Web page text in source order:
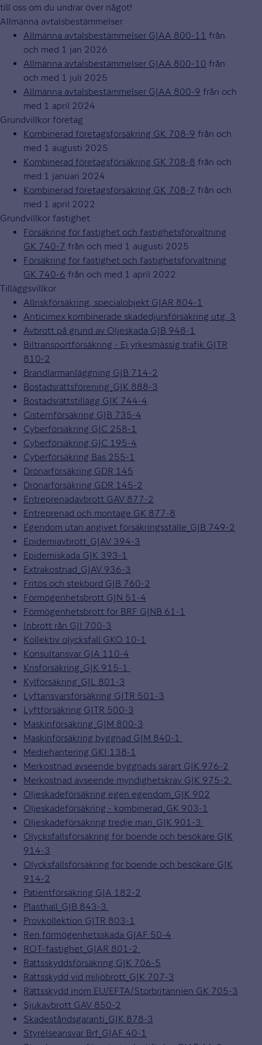
till oss om du undrar över något!
Allmänna avtalsbestämmelser
Allmänna avtalsbestämmelser GJAA 800-11 från
och med 1 jan 2026
Allmänna avtalsbestämmelser GJAA 800-10 från
och med 1 juli 2025
Allmänna avtalsbestämmelser GJAA 800-9 från och
med 1 april 2024
Grundvillkor företag
Kombinerad företagsförsäkring GK 708-9 från och
med 1 augusti 2025
Kombinerad företagsförsäkring GK 708-8 från och
med 1 januari 2024
Kombinerad företagsförsäkring GK 708-7 från och
med 1 april 2022
Grundvillkor fastighet
Försäkring för fastighet och fastighetsförvaltning
GK 740-7 från och med 1 augusti 2025
Försäkring för fastighet och fastighetsförvaltning
GK 740-6 från och med 1 april 2022
Tilläggsvillkor
Allriskförsäkring, specialobjekt GJAR 804-1
Anticimex kombinerade skadedjursförsäkring utg. 3
Avbrott på grund av Oljeskada GJB 948-1
Biltransportförsäkring - Ej yrkesmässig trafik GJTR
810-2
Brandlarmanläggning GJB 714-2
Bostadsrättsförening_GJK 888-3
Bostadsrättstillägg GJK 744-4
Cisternförsäkring GJB 735-4
Cyberförsäkring GJC 258-1
Cyberförsäkring GJC 195-4
Cyberförsäkring Bas 255-1
Drönarförsäkring GDR 145
Drönarförsäkring GDR 145-2
Entreprenadavbrott GAV 877-2
Entreprenad och montage GK 877-8
Egendom utan angivet försäkringsställe_GJB 749-2
Epidemiavbrott_GJAV 394-3
Epidemiskada GJK 393-1
Extrakostnad_GJAV 936-3
Fritös och stekbord GJB 760-2
Förmögenhetsbrott GJN 51-4
Förmögenhetsbrott för BRF GJNB 61-1
Inbrott rån GJI 700-3
Kollektiv olycksfall GKO 10-1
Konsultansvar GJA 110-4
Krisförsäkring_GJK 915-1
Kylförsäkring_GJL 801-3
Lyftansvarsförsäkring GJTR 501-3
Lyftförsäkring GJTR 500-3
Maskinförsäkring_GJM 800-3
Maskinförsäkring byggnad GJM 840-1
Mediehantering GKI 138-1
Merkostnad avseende byggnads särart GJK 976-2
Merkostnad avseende myndighetskrav GJK 975-2
Oljeskadeförsäkring egen egendom_GJK 902
Oljeskadeförsäkring - kombinerad_GK 903-1
Oljeskadeförsäkring tredje man_GJK 901-3
Olycksfallsförsäkring för boende och besökare GJK
914-3
Olycksfallsförsäkring för boende och besökare GJK
914-2
Patientförsäkring GJA 182-2
Plasthall_GJB 843-3
Provkollektion GJTR 803-1
Ren förmögenhetsskada GJAF 50-4
ROT-fastighet_GJAR 801-2
Rättsskyddsförsäkring GJK 706-5
Rättsskydd vid miljöbrott_GJK 707-3
Rättsskydd inom EU/EFTA/Storbritannien GK 705-3
Sjukavbrott GAV 850-2
Skadeståndsgaranti_GJK 878-3
Styrelseansvar Brf_GJAF 40-1